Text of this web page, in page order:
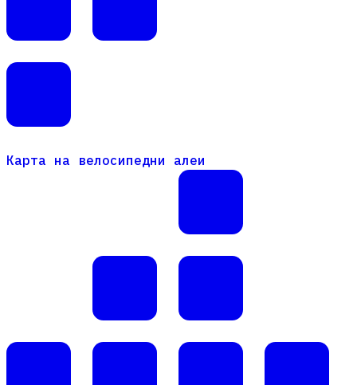
Карта на велосипедни алеи
Карта на велосипедни алеи